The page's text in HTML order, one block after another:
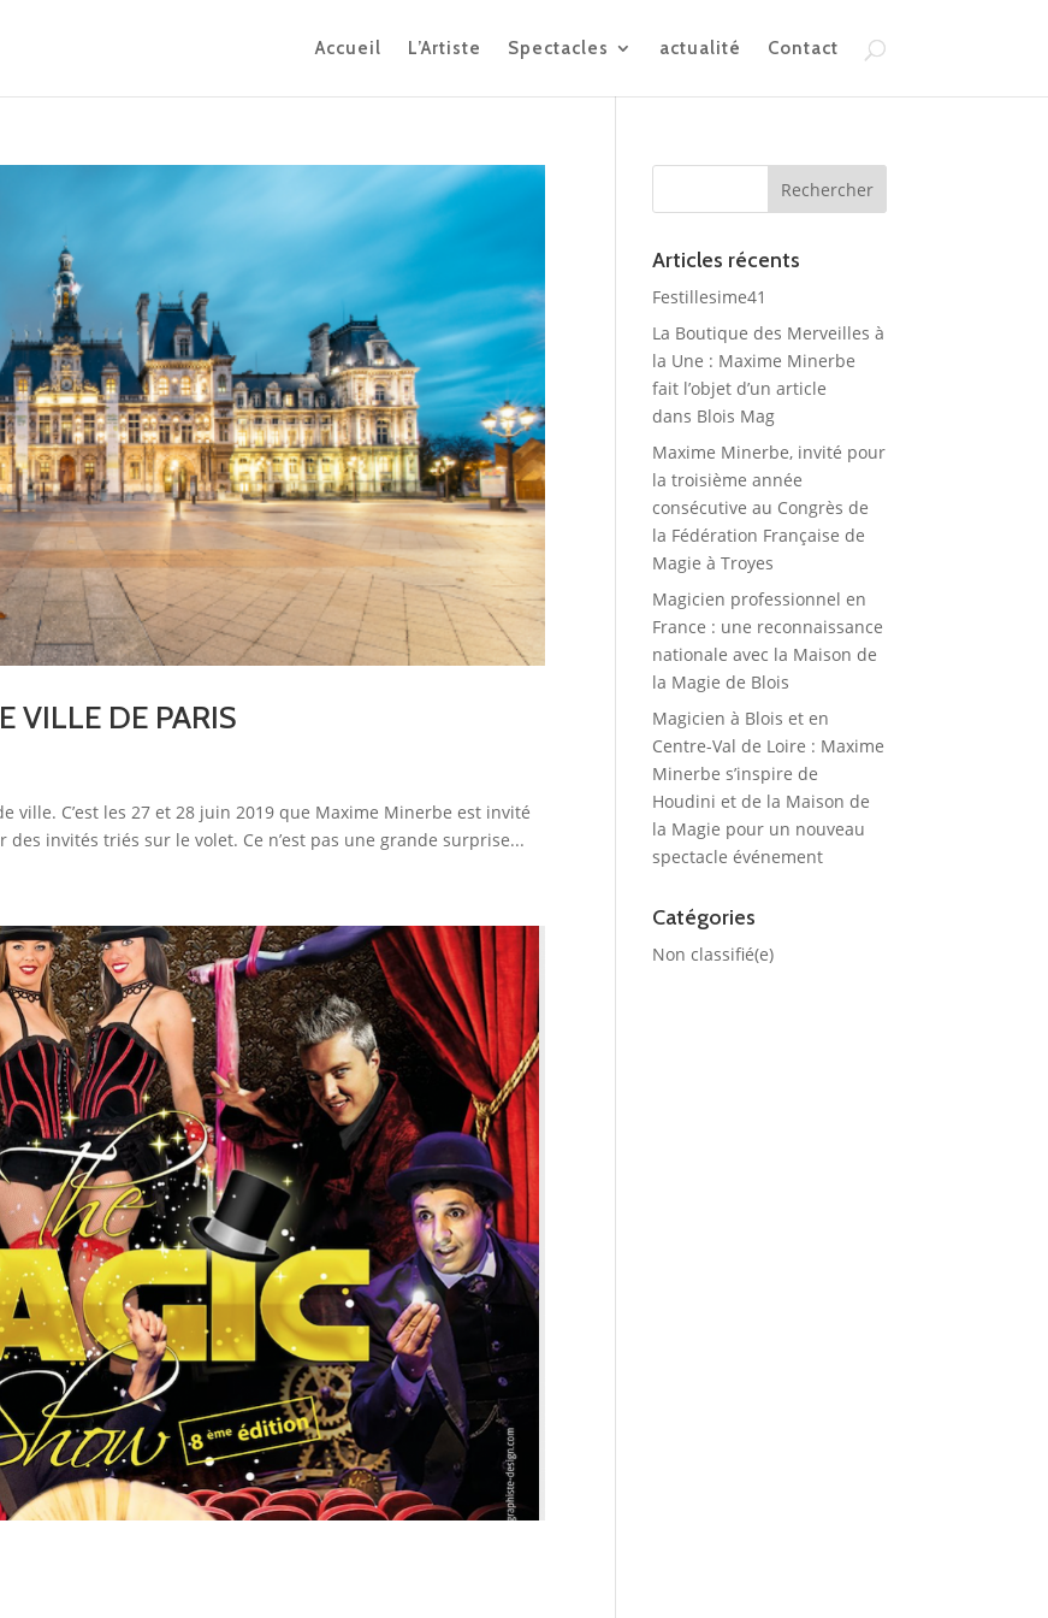
Accueil L’Artiste Spectacles actualité Contact
VILLE DE PARIS
ville. C’est les 27 et 28 juin 2019 que Maxime Minerbe est invité
invités triés sur le volet. Ce n’est pas une grande surprise...
Articles récents
Festillesime41
La Boutique des Merveilles à
la Une : Maxime Minerbe
fait l’objet d’un article
dans Blois Mag
Maxime Minerbe, invité pour
la troisième année
consécutive au Congrès de
la Fédération Française de
Magie à Troyes
Magicien professionnel en
France : une reconnaissance
nationale avec la Maison de
la Magie de Blois
Magicien à Blois et en
Centre-Val de Loire : Maxime
Minerbe s’inspire de
Houdini et de la Maison de
la Magie pour un nouveau
spectacle événement
Catégories
Non classifié(e)